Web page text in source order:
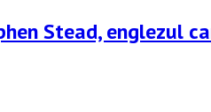
Stead, englezul